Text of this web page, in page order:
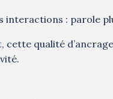
: parole
qualité